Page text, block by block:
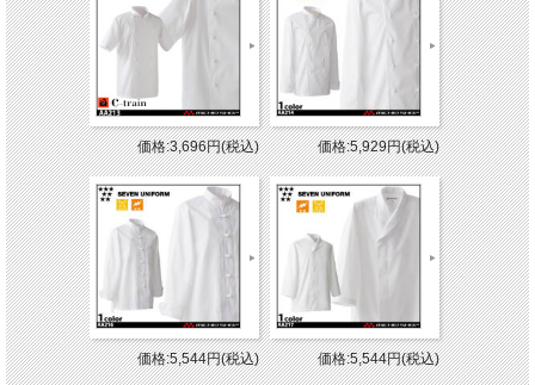
価格:3,696円(税込) 価格:5,929円(税込)
価格:5,544円(税込) 価格:5,544円(税込)